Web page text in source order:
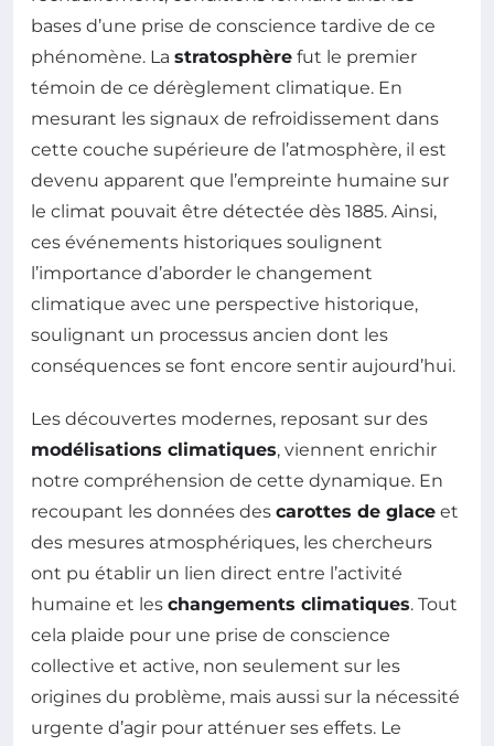
bases d’une prise de conscience tardive de ce
phénomène. La stratosphère fut le premier
témoin de ce dérèglement climatique. En
mesurant les signaux de refroidissement dans
cette couche supérieure de l’atmosphère, il est
devenu apparent que l’empreinte humaine sur
le climat pouvait être détectée dès 1885. Ainsi,
ces événements historiques soulignent
l’importance d’aborder le changement
climatique avec une perspective historique,
soulignant un processus ancien dont les
conséquences se font encore sentir aujourd’hui.
Les découvertes modernes, reposant sur des
modélisations climatiques, viennent enrichir
notre compréhension de cette dynamique. En
recoupant les données des carottes de glace et
des mesures atmosphériques, les chercheurs
ont pu établir un lien direct entre l’activité
humaine et les changements climatiques. Tout
cela plaide pour une prise de conscience
collective et active, non seulement sur les
origines du problème, mais aussi sur la nécessité
urgente d’agir pour atténuer ses effets. Le